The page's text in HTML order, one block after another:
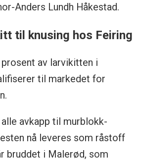
Anders Lundh Håkestad.
til knusing hos Feiring
av larvikitten i
til markedet for
avkapp til murblokk-
nå leveres som råstoff
bruddet i Malerød, som